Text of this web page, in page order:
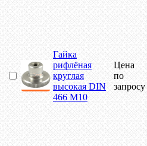
Гайка
рифлёная
круглая
высокая DIN
466 М10
Цена
по
запросу